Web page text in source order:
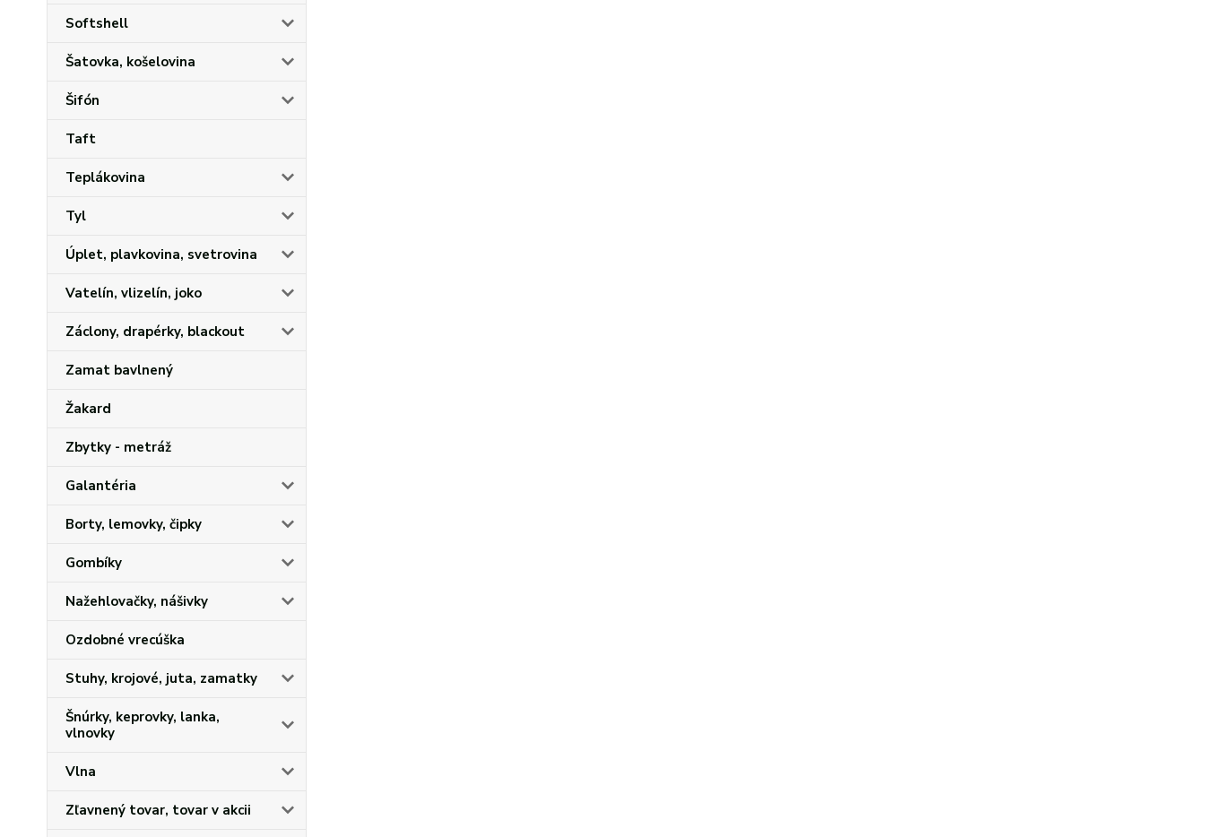
Softshell
Šatovka, košelovina
Šifón
Taft
Teplákovina
Tyl
Úplet, plavkovina, svetrovina
Vatelín, vlizelín, joko
Záclony, drapérky, blackout
Zamat bavlnený
Žakard
Zbytky - metráž
Galantéria
Borty, lemovky, čipky
Gombíky
Nažehlovačky, nášivky
Ozdobné vrecúška
Stuhy, krojové, juta, zamatky
Šnúrky, keprovky, lanka,
vlnovky
Vlna
Zľavnený tovar, tovar v akcii